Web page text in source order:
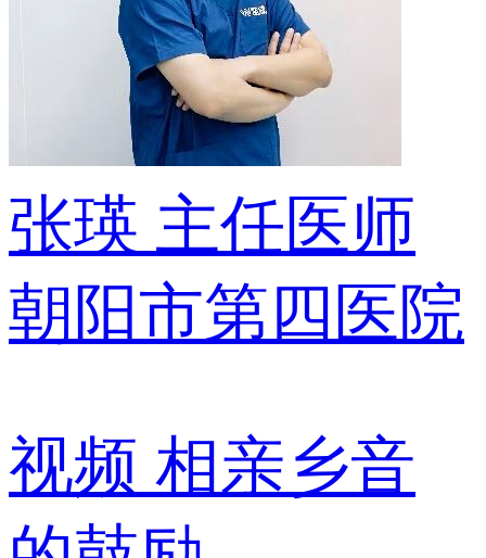
张瑛 主任医师
朝阳市第四医院
视频 相亲乡音